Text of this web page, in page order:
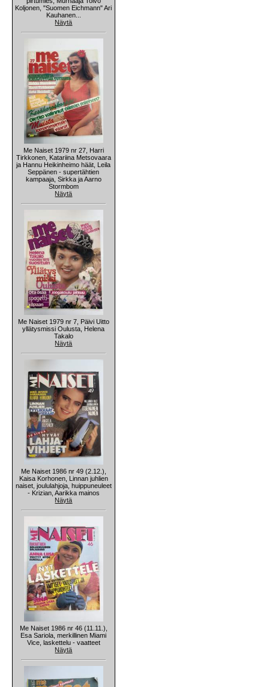
Koljonen, "Suomen Eichmann" Ari
Kauhanen...
Näytä
Me Naiset 1979 nr 27, Harri
Tirkkonen, Katariina Metsovaara
ja Hannu Heikinheimo häät, Leila
Seppänen - supertähtien
kampaaja, Sirkka ja Aarno
Stormbom
Näytä
Me Naiset 1979 nr 7, Päivi Uitto
yllätysmissi Oulusta, Helena
Takalo
Näytä
Me Naiset 1986 nr 49 (2.12.),
Kaisa Korhonen, Linnan juhlien
naiset, joululahjoja, huippuneuleet
- Krizian, Aarikka mainos
Näytä
Me Naiset 1986 nr 46 (11.11.),
Esa Sariola, merkillinen Miami
Vice, laskettelu - vaatteet
Näytä